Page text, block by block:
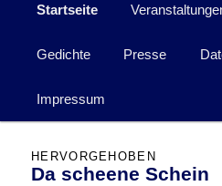
Startseite
Gedichte Presse
Impressum
Da scheene Schein
HERVORGEHOBEN